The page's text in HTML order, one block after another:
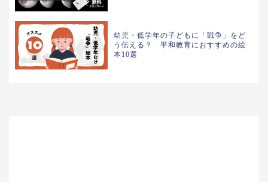
幼児・低学年の子どもに「戦争」をど
う伝える？ 平和教育におすすめの絵
本10選